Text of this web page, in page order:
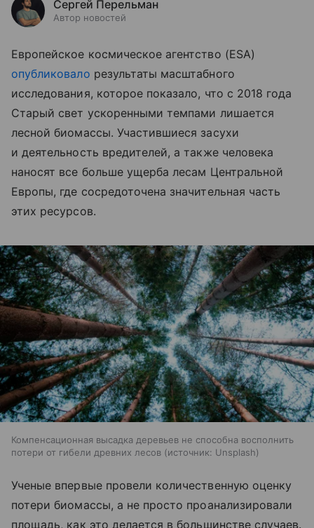
Сергей Перельман
Автор новостей
Европейское космическое агентство (ESA)
опубликовало результаты масштабного
исследования, которое показало, что с 2018 года
Старый свет ускоренными темпами лишается
лесной биомассы. Участившиеся засухи
и деятельность вредителей, а также человека
наносят все больше ущерба лесам Центральной
Европы, где сосредоточена значительная часть
этих ресурсов.
Компенсационная высадка деревьев не способна восполнить
потери от гибели древних лесов
источник: Unsplash
Ученые впервые провели количественную оценку
потери биомассы, а не просто проанализировали
площадь, как это делается в большинстве случаев.